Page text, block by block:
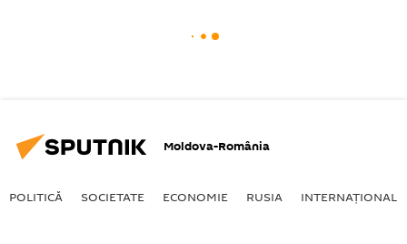
Moldova-România
POLITICĂ SOCIETATE ECONOMIE RUSIA INTERNAŢIONAL